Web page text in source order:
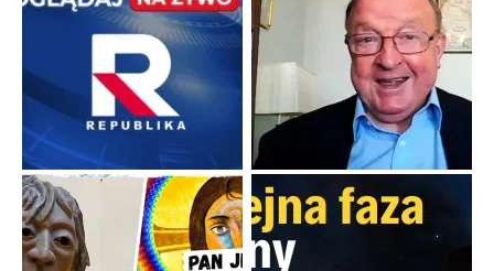
Papieskie innowacje w tradycyjnym różańcu